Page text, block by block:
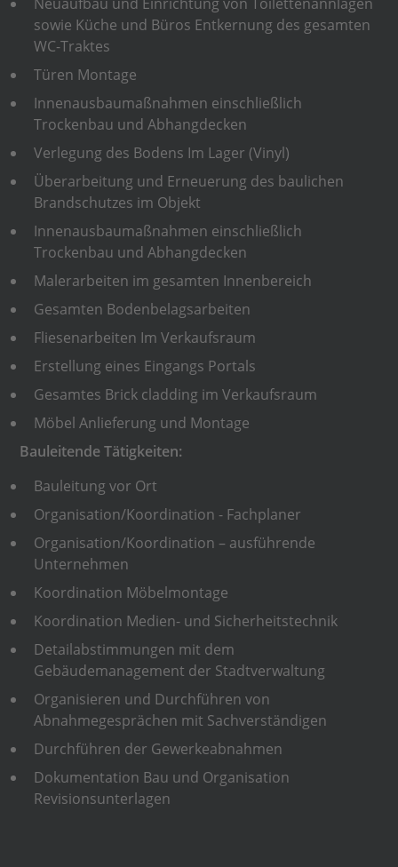
sowie Küche und Büros Entkernung des gesamten
WC-Traktes
Türen Montage
Innenausbaumaßnahmen einschließlich
Trockenbau und Abhangdecken
Verlegung des Bodens Im Lager (Vinyl)
Überarbeitung und Erneuerung des baulichen
Brandschutzes im Objekt
Innenausbaumaßnahmen einschließlich
Trockenbau und Abhangdecken
Malerarbeiten im gesamten Innenbereich
Gesamten Bodenbelagsarbeiten
Fliesenarbeiten Im Verkaufsraum
Erstellung eines Eingangs Portals
Gesamtes Brick cladding im Verkaufsraum
Möbel Anlieferung und Montage
Bauleitende Tätigkeiten:
Bauleitung vor Ort
Organisation/Koordination - Fachplaner
Organisation/Koordination – ausführende
Unternehmen
Koordination Möbelmontage
Koordination Medien- und Sicherheitstechnik
Detailabstimmungen mit dem
Gebäudemanagement der Stadtverwaltung
Organisieren und Durchführen von
Abnahmegesprächen mit Sachverständigen
Durchführen der Gewerkeabnahmen
Dokumentation Bau und Organisation
Revisionsunterlagen